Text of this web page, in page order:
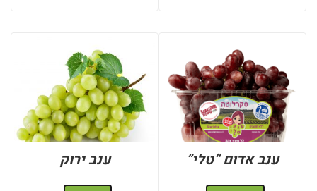
ענב אדום “טלי” ענב ירוק